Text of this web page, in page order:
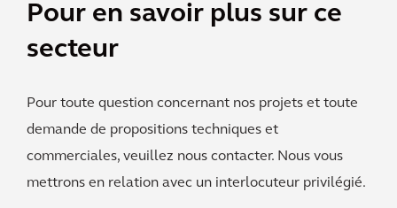
Pour en savoir plus sur ce
secteur
Pour toute question concernant nos projets et toute
demande de propositions techniques et
commerciales, veuillez nous contacter. Nous vous
mettrons en relation avec un interlocuteur privilégié.